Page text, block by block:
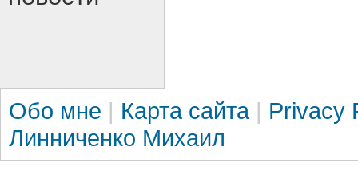
Обо мне | Карта сайта | Privacy
Линниченко Михаил